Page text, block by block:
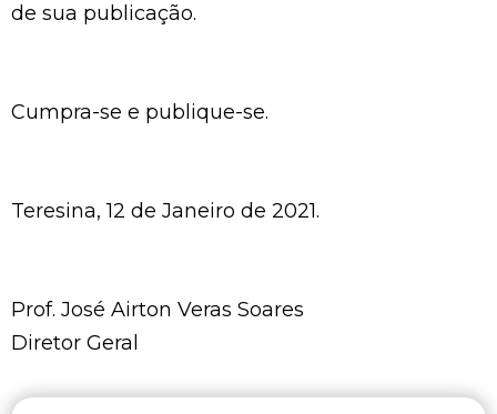
de sua publicação.
Cumpra-se e publique-se.
Teresina, 12 de Janeiro de 2021.
Prof. José Airton Veras Soares
Diretor Geral